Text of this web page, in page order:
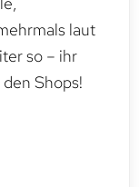
laut
so – ihr
Shops!